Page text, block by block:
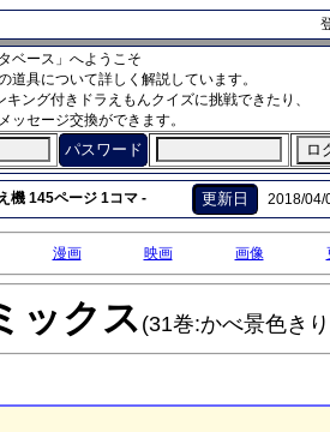
ベース」へようこそ
道具について詳しく解説しています。
キング付きドラえもんクイズに挑戦できたり、
ッセージ交換ができます。
パスワード
機 145ページ 1コマ - 更新日 2018/04/
漫画 映画 画像
ックス (31巻:かべ景色き